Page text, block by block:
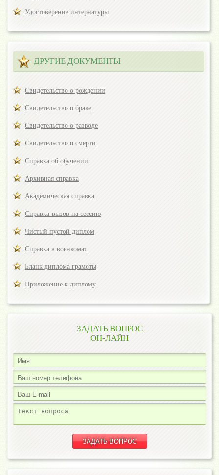
Удостоверение интернатуры
ДРУГИЕ ДОКУМЕНТЫ
Свидетельство о рождении
Свидетельство о браке
Свидетельство о разводе
Свидетельство о смерти
Справка об обучении
Архивная справка
Академическая справка
Справка-вызов на сессию
Чистый пустой диплом
Справка в военкомат
Бланк диплома грамоты
Приложение к диплому
ЗАДАТЬ ВОПРОС
ОН-ЛАЙН